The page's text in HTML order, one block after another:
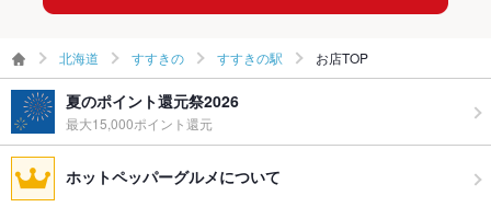
北海道 すすきの すすきの駅 お店TOP
夏のポイント還元祭2026
最大15,000ポイント還元
ホットペッパーグルメについて